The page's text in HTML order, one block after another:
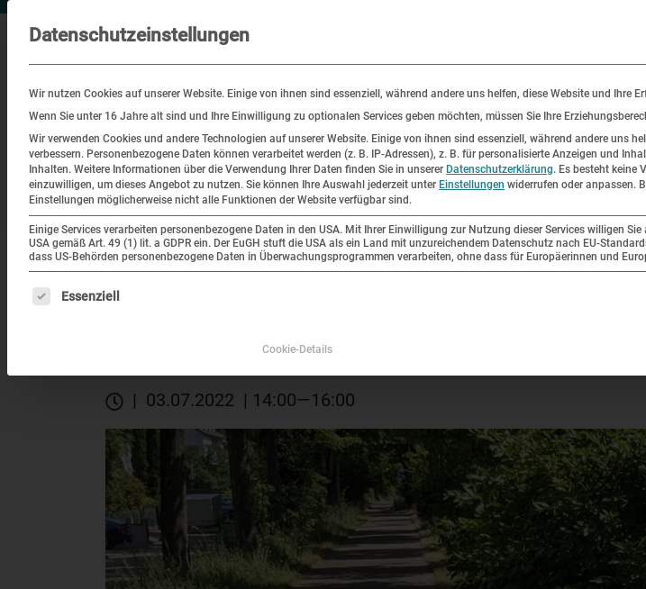
Besuch Bildung
Historischer
Ort
Ausstellungen
Startseite | Veranstaltungen | Der Todeszug aus Compiegne
Der Todeszug aus Compiegne
| 03.07.2022 | 14:00—16:00
Datenschutzeinstellungen
Wir nutzen Cookies auf unserer Website. Einige von ihnen sind essenziell, während andere uns helfen, diese Website und Ihre
Wenn Sie unter 16 Jahre alt sind und Ihre Einwilligung zu optionalen Services geben möchten, müssen Sie Ihre
Wir verwenden Cookies und andere Technologien auf unserer Website. Einige von ihnen sind essenziell, während andere uns
verbessern. Personenbezogene Daten können verarbeitet werden (z. B. IP-Adressen), z. B. für personalisierte Anzeigen und
Inhalten. Weitere Informationen über die Verwendung Ihrer Daten finden Sie in unserer Datenschutzerklärung. Es besteht keine
einzuwilligen, um dieses Angebot zu nutzen. Sie können Ihre Auswahl jederzeit unter Einstellungen widerrufen oder anpassen.
Einstellungen möglicherweise nicht alle Funktionen der Website verfügbar sind.
Einige Services verarbeiten personenbezogene Daten in den USA. Mit Ihrer Einwilligung zur Nutzung dieser Services willigen
USA gemäß Art. 49 (1) lit. a GDPR ein. Der EuGH stuft die USA als ein Land mit unzureichendem Datenschutz nach EU-
dass US-Behörden personenbezogene Daten in Überwachungsprogrammen verarbeiten, ohne dass für Europäerinnen und
Es folgt eine Liste der Service-Gruppen, für die eine Einwilligung erteilt werden kann. Die
Essenziell
Cookie-Details